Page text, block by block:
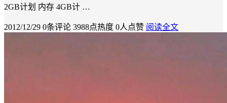
2GB计划 内存 4GB计 …
2012/12/29 0条评论 3988点热度 0人点赞 阅读全文